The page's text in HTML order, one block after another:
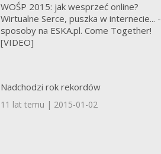
WOŚP 2015: jak wesprzeć online?
Wirtualne Serce, puszka w internecie... -
sposoby na ESKA.pl. Come Together!
[VIDEO]
Nadchodzi rok rekordów
11 lat temu | 2015-01-02